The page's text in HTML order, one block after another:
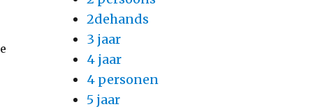
2dehands
3 jaar
4 jaar
4 personen
5 jaar